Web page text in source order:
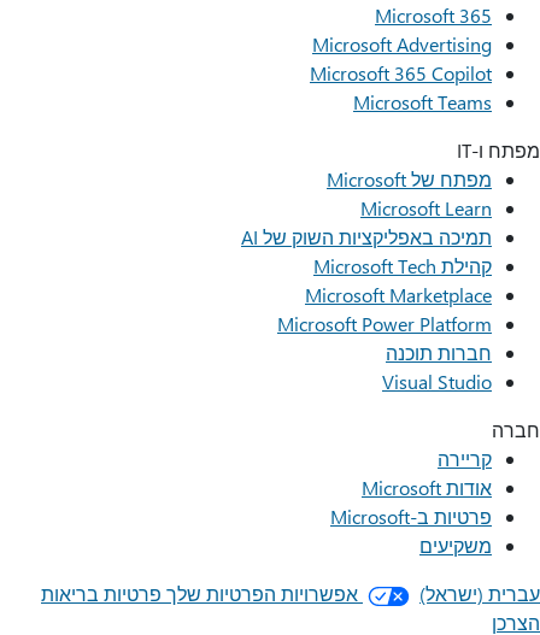
Microsoft 365
Microsoft Advertising
Microsoft 365 Copilot
Microsoft Teams
מפתח ו-IT
מפתח של Microsoft
Microsoft Learn
תמיכה באפליקציות השוק של AI
קהילת Microsoft Tech
Microsoft Marketplace
Microsoft Power Platform
חברות תוכנה
Visual Studio
חברה
קריירה
אודות Microsoft
פרטיות ב-Microsoft
משקיעים
עברית (ישראל)
אפשרויות הפרטיות שלך פרטיות בריאות
הצרכן